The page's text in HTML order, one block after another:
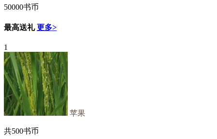
50000书币
最高送礼更多>
1
苹果
共500书币